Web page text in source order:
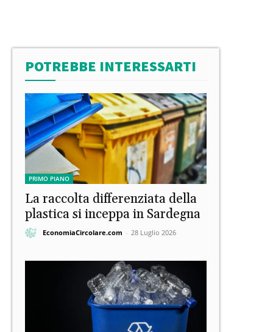
POTREBBE INTERESSARTI
PRIMO PIANO
La raccolta differenziata della
plastica si inceppa in Sardegna
EconomiaCircolare.com - 28 Luglio 2026